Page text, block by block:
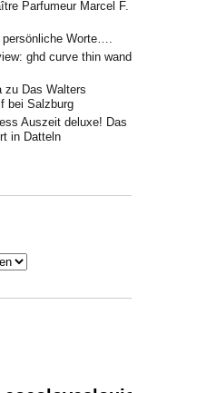
Parfumeur Marcel F.
persönliche Worte….
ghd curve thin wand
zu Das Walters
bei Salzburg
Auszeit deluxe! Das
in Datteln